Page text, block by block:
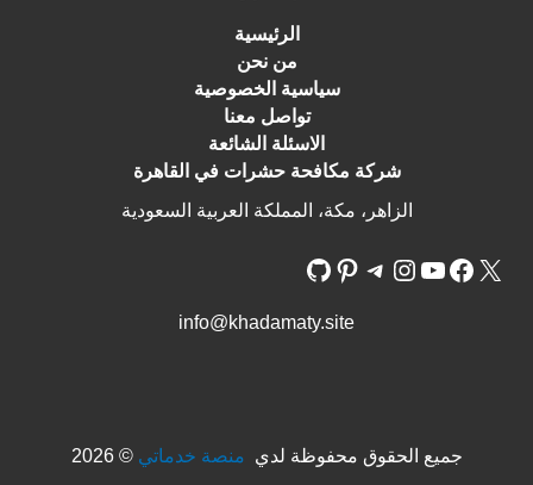
الرئيسية
من نحن
سياسية الخصوصية
تواصل معنا
الاسئلة الشائعة
شركة مكافحة حشرات في القاهرة
الزاهر، مكة، المملكة العربية السعودية
info@khadamaty.site
جميع الحقوق محفوظة لدي منصة خدماتي © 2026